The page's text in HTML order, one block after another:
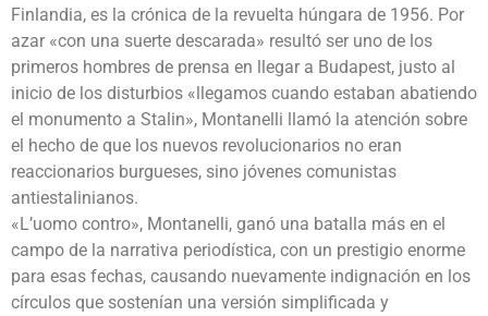
Finlandia, es la crónica de la revuelta húngara de 1956. Por
azar «con una suerte descarada» resultó ser uno de los
primeros hombres de prensa en llegar a Budapest, justo al
inicio de los disturbios «llegamos cuando estaban abatiendo
el monumento a Stalin», Montanelli llamó la atención sobre
el hecho de que los nuevos revolucionarios no eran
reaccionarios burgueses, sino jóvenes comunistas
antiestalinianos.
«L’uomo contro», Montanelli, ganó una batalla más en el
campo de la narrativa periodística, con un prestigio enorme
para esas fechas, causando nuevamente indignación en los
círculos que sostenían una versión simplificada y